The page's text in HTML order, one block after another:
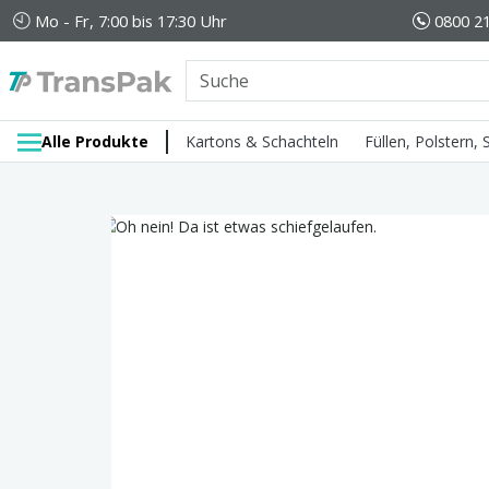
Mo - Fr, 7:00 bis 17:30 Uhr 0800
Alle Produkte Kartons & Schachteln Füllen, Polstern,